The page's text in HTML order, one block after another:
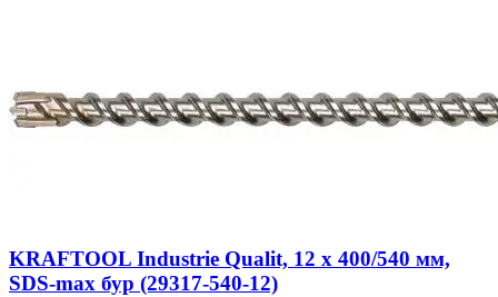
KRAFTOOL Industrie Qualit, 12 x 400/540 мм,
SDS-max бур (29317-540-12)